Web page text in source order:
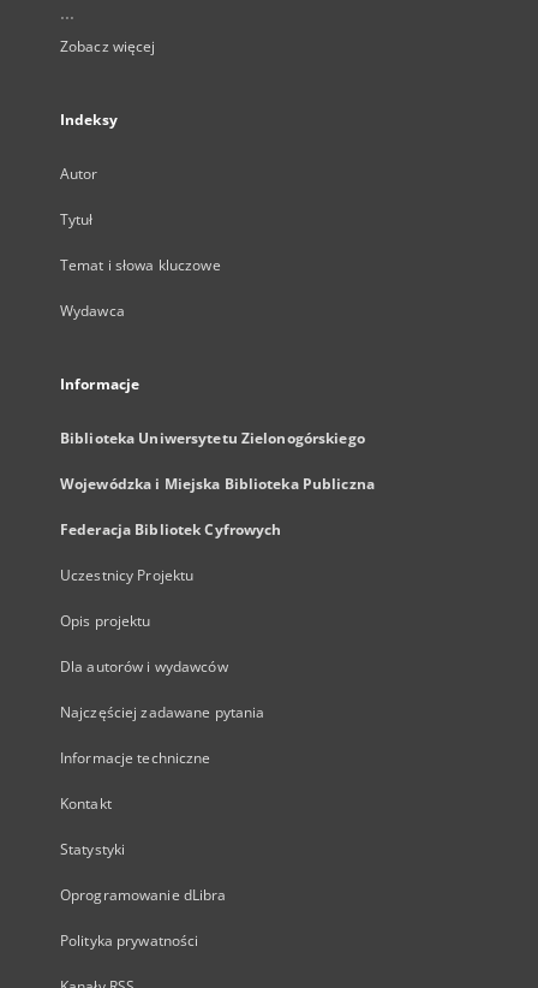
...
Zobacz więcej
Indeksy
Autor
Tytuł
Temat i słowa kluczowe
Wydawca
Informacje
Biblioteka Uniwersytetu Zielonogórskiego
Wojewódzka i Miejska Biblioteka Publiczna
Federacja Bibliotek Cyfrowych
Uczestnicy Projektu
Opis projektu
Dla autorów i wydawców
Najczęściej zadawane pytania
Informacje techniczne
Kontakt
Statystyki
Oprogramowanie dLibra
Polityka prywatności